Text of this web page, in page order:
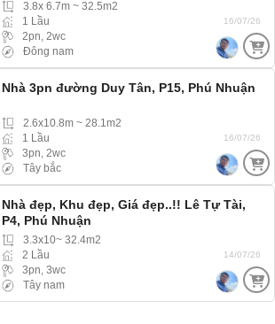
3.8x 6.7m ~ 32.5m2
1 Lầu
2pn, 2wc
Đông nam
16/07/26
Nhà 3pn đường Duy Tân, P15, Phú Nhuận
2.6x10.8m ~ 28.1m2
1 Lầu
3pn, 2wc
Tây bắc
16/07/26
Nhà đẹp, Khu đẹp, Giá đẹp..!! Lê Tự Tài,
P4, Phú Nhuận
3.3x10~ 32.4m2
2 Lầu
3pn, 3wc
Tây nam
14/07/26